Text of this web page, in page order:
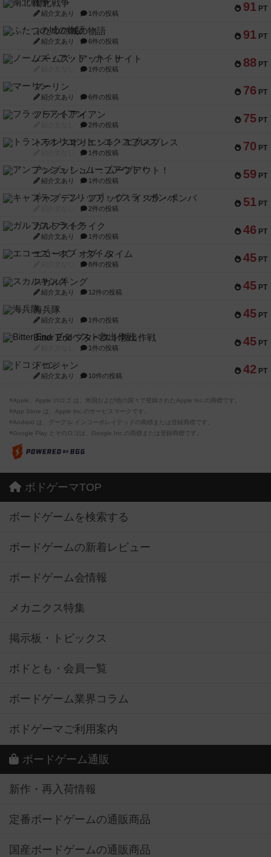
91 PT
南北戦争
紹介文あり 1件の投稿
91 PT
ふたつの城の物語
紹介文あり 6件の投稿
88 PT
ノームズ・アット・ナイト
1件の投稿
76 PT
マーリン
紹介文あり 6件の投稿
75 PT
フラットアイアン
2件の投稿
70 PT
トランスオリエント・エクスプレス
1件の投稿
59 PT
アンブッシュ！：ムーブアウト！
紹介文あり 1件の投稿
51 PT
キャプテン・フリップ：イスラ・ボンバ
2件の投稿
46 PT
ガルフストライク
紹介文あり 1件の投稿
45 PT
エコーズ・オブ・タイム
8件の投稿
45 PT
スカルキング
紹介文あり 12件の投稿
45 PT
海兵隊
紹介文あり 1件の投稿
45 PT
Bitter End ブタペスト救出作戦
1件の投稿
42 PT
ドコジャン
紹介文あり 10件の投稿
※Apple、Apple のロゴ は、米国および他の国々で登録されたApple Inc.の商標です。
※App Store は、Apple Inc.のサービスマークです。
※Android は、グーグル インコーポレイテッドの商標または登録商標です。
※Google Play とそのロゴは、Google Inc.の商標または登録商標です。
ボドゲーマTOP
ボードゲームを検索する
ボードゲームの新着レビュー
ボードゲーム会情報
メカニクス特集
掲示板・トピックス
ボドとも・会員一覧
ボードゲーム業界コラム
ボドゲーマご利用案内
ボードゲーム通販
新作・再入荷情報
定番ボードゲームの通販商品
国産ボードゲームの通販商品